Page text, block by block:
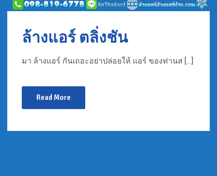
ล้างแอร์ ตลิ่งชัน
มา ล้างแอร์ กันเถอะอย่าปล่อยให้ แอร์ ของท่านส […]
Read More